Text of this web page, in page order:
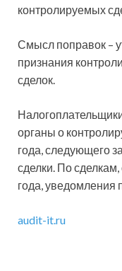
контролируемых
Смысл поправок –
признания
сделок.
органы о
года, следующего
сделки. По
года, уведомления
audit-it.ru